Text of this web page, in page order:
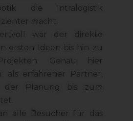
die Intralogistik
macht.
war der direkte
ersten Ideen bis hin zu
Genau hier
als erfahrener Partner,
der Planung bis zum
alle Besucher für das